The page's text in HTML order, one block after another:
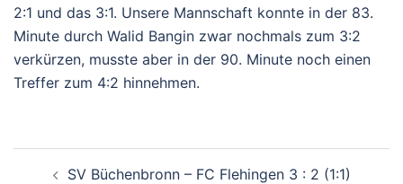
2:1 und das 3:1. Unsere Mannschaft konnte in der 83.
Minute durch Walid Bangin zwar nochmals zum 3:2
verkürzen, musste aber in der 90. Minute noch einen
Treffer zum 4:2 hinnehmen.
SV Büchenbronn – FC Flehingen 3 : 2 (1:1)